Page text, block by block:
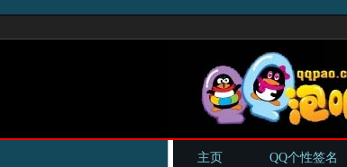
主页 QQ个性签名